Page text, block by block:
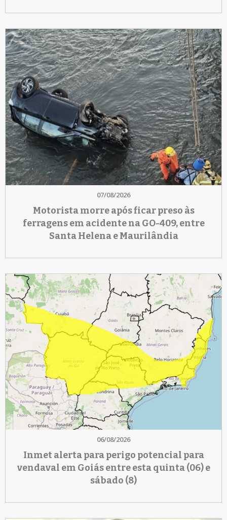
07/08/2026
Motorista morre após ficar preso às
ferragens em acidente na GO-409, entre
Santa Helena e Maurilândia
06/08/2026
Inmet alerta para perigo potencial para
vendaval em Goiás entre esta quinta (06) e
sábado (8)